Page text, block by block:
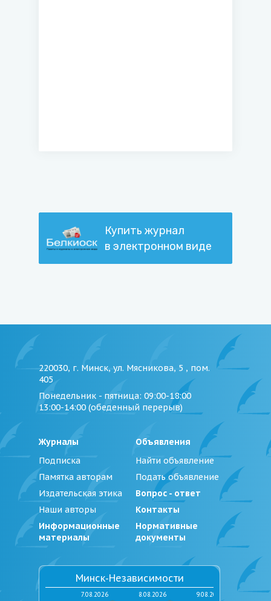
Купить журнал
в электронном виде
220030, г. Минск, ул. Мясникова, 5 , пом.
405
Понедельник - пятница: 09:00-18:00
13:00-14:00 (обеденный перерыв)
Журналы
Подписка
Памятка авторам
Издательская этика
Наши авторы
Информационные
материалы
Объявления
Найти объявление
Подать объявление
Вопрос - ответ
Контакты
Нормативные
документы
Минск-Независимости
7.08.2026 8.08.2026 9.08.2026